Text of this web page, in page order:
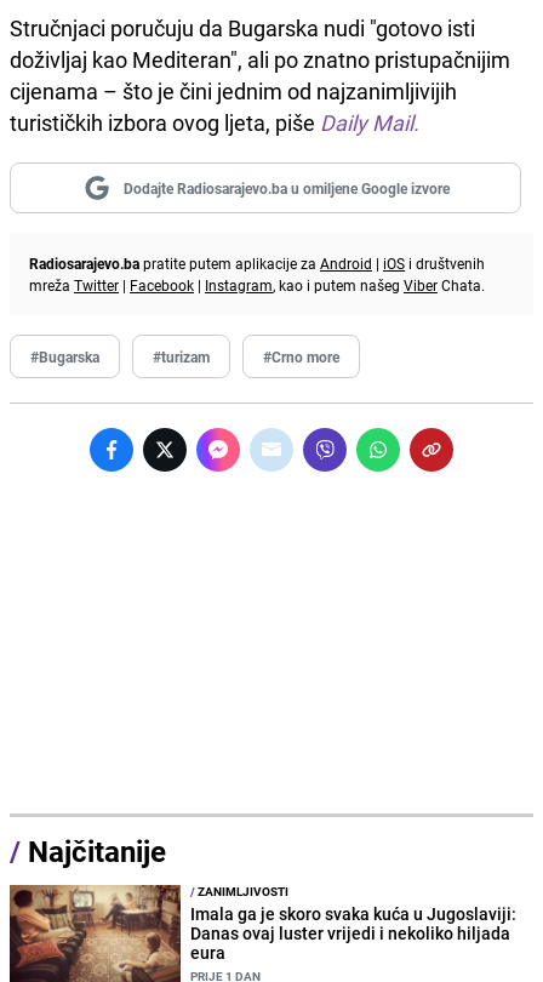
Stručnjaci poručuju da Bugarska nudi "gotovo isti
doživljaj kao Mediteran", ali po znatno pristupačnijim
cijenama – što je čini jednim od najzanimljivijih
turističkih izbora ovog ljeta, piše Daily Mail.
Dodajte Radiosarajevo.ba u omiljene Google izvore
Radiosarajevo.bapratite putem aplikacije za Android | iOS i društvenih
mreža Twitter | Facebook | Instagram, kao i putem našeg ViberChata.
#Bugarska #turizam #Crno more
/ Najčitanije
/ZANIMLJIVOSTI
Imala ga je skoro svaka kuća u Jugoslaviji:
Danas ovaj luster vrijedi i nekoliko hiljada
eura
PRIJE 1 DAN